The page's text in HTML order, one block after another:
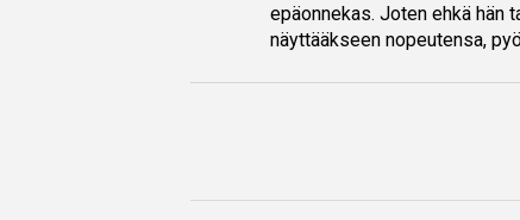
epäonnekas. Joten ehkä hän
näyttääkseen nopeutensa,